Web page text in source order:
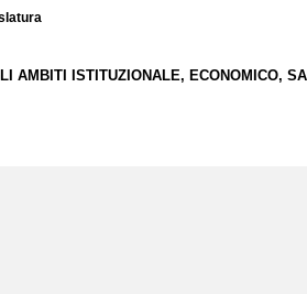
AMBITI ISTITUZIONALE, ECONOMICO,